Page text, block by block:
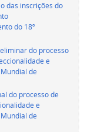
das inscrições do
do 18º
do processo
e
de
do processo de
e
de